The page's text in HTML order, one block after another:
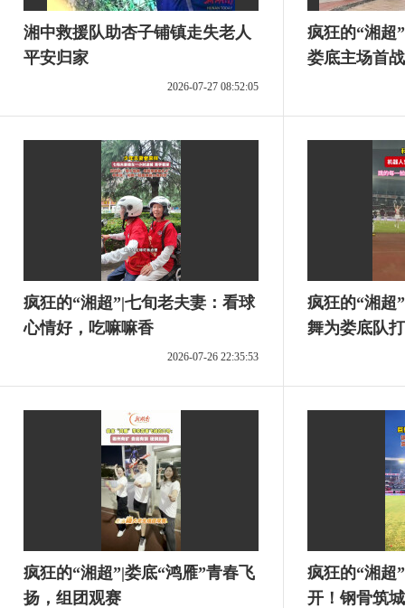
湘中救援队助杏子铺镇走失老人
平安归家
2026-07-27 08:52:05
疯狂的“湘超
娄底主场首战
疯狂的“湘超”|七旬老夫妻：看球
心情好，吃嘛嘛香
2026-07-26 22:35:53
疯狂的“湘超
舞为娄底队
疯狂的“湘超”|娄底“鸿雁”青春飞
扬，组团观赛
疯狂的“湘超
开！钢骨筑